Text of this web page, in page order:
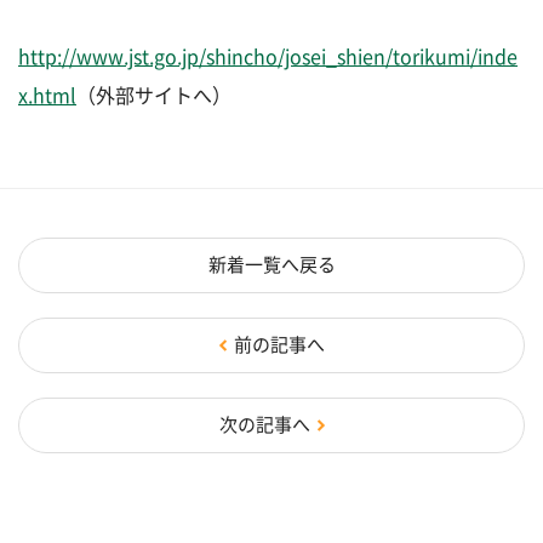
http://www.jst.go.jp/shincho/josei_shien/torikumi/inde
x.html
（外部サイトへ）
前の記事へ
新着一覧へ戻る
次の記事へ